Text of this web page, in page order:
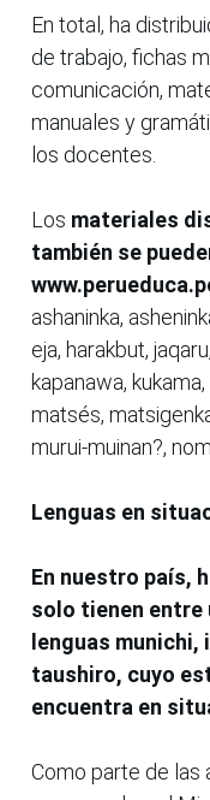
En total, ha
de trabajo, fichas
comunicación,
manuales y
los docentes.
Los materiales
también se
ashaninka,
eja, harakbut,
kapanawa,
matsés,
murui-muinan?,
Lenguas en
En nuestro país,
solo tienen entre
lenguas
taushiro, cuyo
encuentra en
Como parte de las